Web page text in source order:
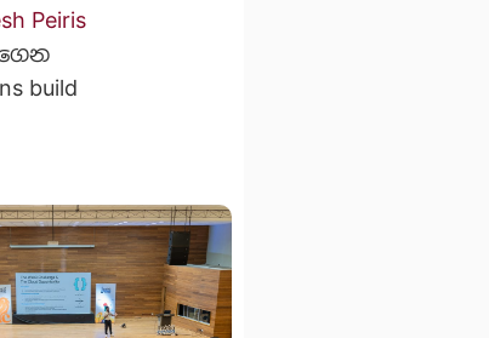
Peiris
build